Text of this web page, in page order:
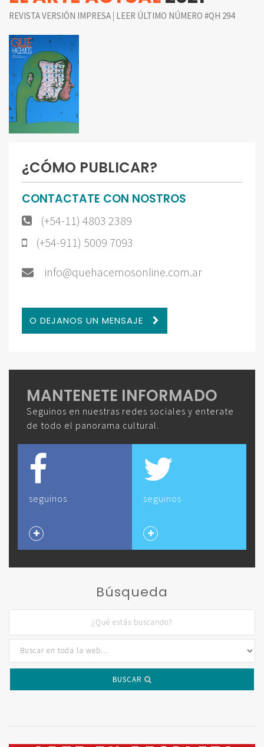
REVISTA VERSIÓN IMPRESA | LEER ÚLTIMO NÚMERO #QH 294
¿CÓMO PUBLICAR?
CONTACTATE CON NOSTROS
(+54-11) 4803 2389
(+54-911) 5009 7093
info@quehacemosonline.com.ar
O DEJANOS UN MENSAJE
MANTENETE INFORMADO
Seguinos en nuestras redes sociales y enterate
de todo el panorama cultural.
seguinos seguinos
Búsqueda
BUSCAR